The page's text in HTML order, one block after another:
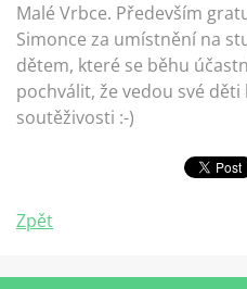
Malé Vrbce. Především
Simonce za umístnění na
dětem, které se běhu
pochválit, že vedou své
soutěživosti :-)
Zpět